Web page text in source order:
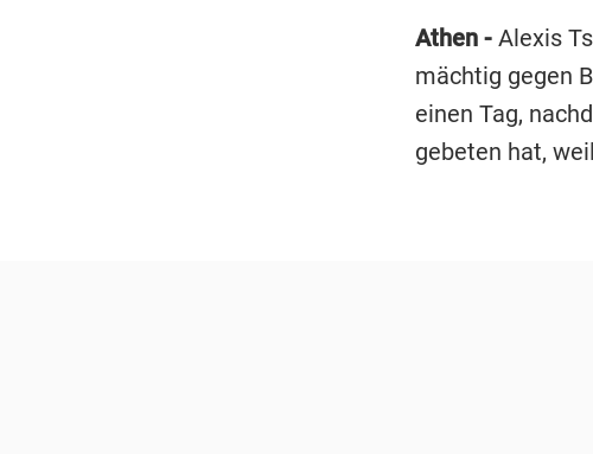
Athen -Alexis
mächtig gegen
einen Tag,
gebeten hat,